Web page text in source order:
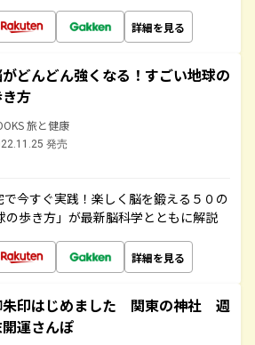
詳細を見る
どんどん強くなる！すごい地球の
方
旅と健康
発売
今すぐ実践！楽しく脳を鍛える５０の
の歩き方」が最新脳科学とともに解説
詳細を見る
朱印はじめました 関東の神社 週
運さんぽ